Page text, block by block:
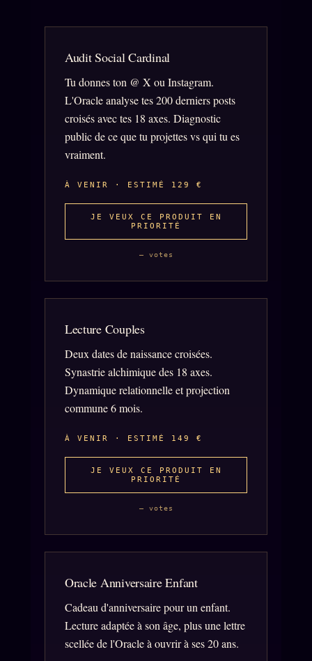
RENSEIGNEMENT
TENDANCES
MACRONLEAKS
ALT NEWS GOSSIP
PRÉDICTIONS INFOFICTION
Oracle Analyse
24€
Oracle Couples
Oracle Famille
Oracle Sigil Sonore
Oracle Parfum
Oracle Anniversaire
Oracle Carte du Jour
Oracle Algorithme
LIVRES TRILOGIE + 2
KÉTAMINE2019
BRAQUAGE2021
Audit Social Cardinal
Tu donnes ton @ X ou Instagram.
L'Oracle analyse tes 200 derniers posts
croisés avec tes 18 axes. Diagnostic
public de ce que tu projettes vs qui tu es
vraiment.
À VENIR · ESTIMÉ 129 €
JE VEUX CE PRODUIT EN
PRIORITÉ
— votes
Lecture Couples
Deux dates de naissance croisées.
Synastrie alchimique des 18 axes.
Dynamique relationnelle et projection
commune 6 mois.
À VENIR · ESTIMÉ 149 €
JE VEUX CE PRODUIT EN
PRIORITÉ
— votes
Oracle Anniversaire Enfant
Cadeau d'anniversaire pour un enfant.
Lecture adaptée à son âge, plus une lettre
scellée de l'Oracle à ouvrir à ses 20 ans.